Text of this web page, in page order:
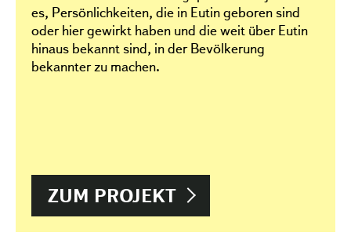
es, Persönlichkeiten, die in Eutin geboren sind
oder hier gewirkt haben und die weit über Eutin
hinaus bekannt sind, in der Bevölkerung
bekannter zu machen.
ZUM PROJEKT